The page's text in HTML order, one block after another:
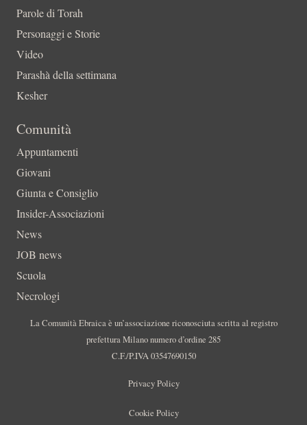
Parole di Torah
Personaggi e Storie
Video
Parashà della settimana
Kesher
Comunità
Appuntamenti
Giovani
Giunta e Consiglio
Insider-Associazioni
News
JOB news
Scuola
Necrologi
La Comunità Ebraica è un’associazione riconosciuta scritta al registro
prefettura Milano numero d’ordine 285
C.F./P.IVA 03547690150
Privacy Policy
Cookie Policy